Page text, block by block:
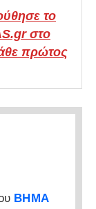
το
στο
πρώτος
ΒΗΜΑ